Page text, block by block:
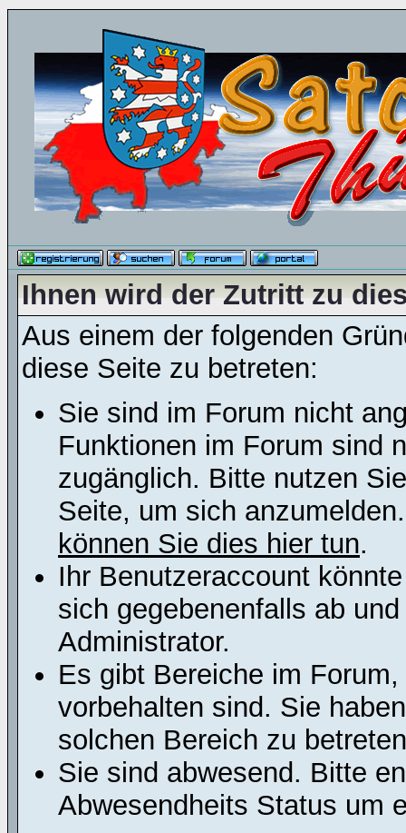
Ihnen wird der Zutritt zu
Aus einem der folgenden
diese Seite zu betreten:
Sie sind im Forum nicht
Funktionen im Forum sind
zugänglich. Bitte nutzen
Seite, um sich
können Sie dies hier tun.
Ihr Benutzeraccount
sich gegebenenfalls ab
Administrator.
Es gibt Bereiche im
vorbehalten sind. Sie
solchen Bereich zu
Sie sind abwesend. Bitte
Abwesendheits Status um